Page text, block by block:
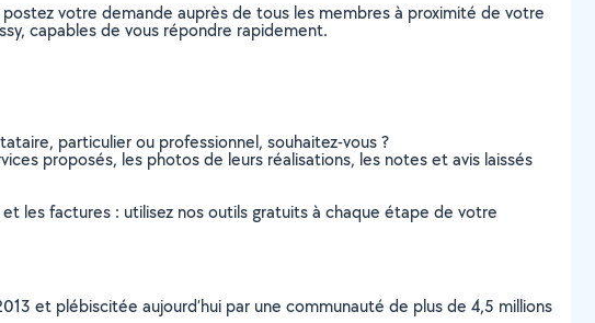
votre demande auprès de tous les membres à proximité de votre
capables de vous répondre rapidement.
particulier ou professionnel, souhaitez-vous ?
proposés, les photos de leurs réalisations, les notes et avis laissés
les factures : utilisez nos outils gratuits à chaque étape de votre
et plébiscitée aujourd’hui par une communauté de plus de 4,5 millions